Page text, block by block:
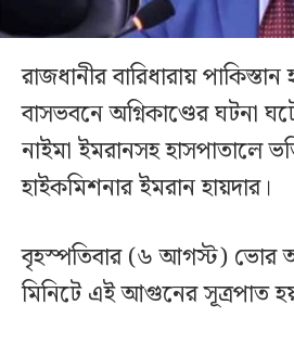
রাজধানীর বারিধারায়
বাসভবনে অগ্নিকাণ্ডের ঘটনা
নাইমা ইমরানসহ হাসপাতালে
হাইকমিশনার ইমরান হায়দার।
বৃহস্পতিবার (৬ আগস্ট) ভোর
মিনিটে এই আগুনের সূত্রপাত